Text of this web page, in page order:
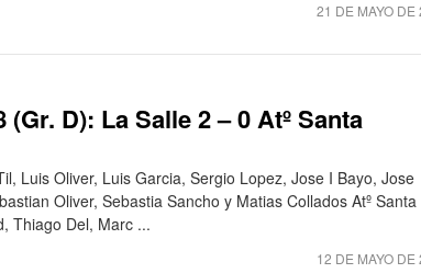
21 DE MAYO DE
D): La Salle 2 – 0 Atº Santa
Luis Oliver, Luis Garcia, Sergio Lopez, Jose I Bayo, Jose
Oliver, Sebastia Sancho y Matias Collados Atº Santa
Thiago Del, Marc ...
12 DE MAYO DE